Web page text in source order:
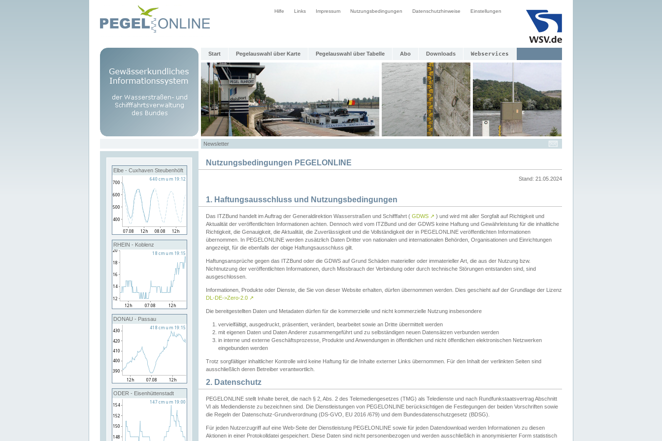
Hilfe Links Impressum Nutzungsbedingungen Datenschutzhinweise Einstellungen
Start Pegelauswahl über Karte Pegelauswahl über Tabelle Abo Downloads Webservices
Newsletter
Elbe - Cuxhaven Steubenhöft
RHEIN - Koblenz
DONAU - Passau
ODER - Eisenhüttenstadt
Nutzungsbedingungen PEGELONLINE
Stand: 21.05.2024
1. Haftungsausschluss und Nutzungsbedingungen
Das ITZBund handelt im Auftrag der Generaldirektion Wasserstraßen und Schifffahrt ( GDWS ↗ ) und wird mit aller Sorgfalt auf Richtigkeit und
Aktualität der veröffentlichten Informationen achten. Dennoch wird vom ITZBund und der GDWS keine Haftung und Gewährleistung für die inhaltliche
Richtigkeit, die Genauigkeit, die Aktualität, die Zuverlässigkeit und die Vollständigkeit der in PEGELONLINE veröffentlichten Informationen
übernommen. In PEGELONLINE werden zusätzlich Daten Dritter von nationalen und internationalen Behörden, Organisationen und Einrichtungen
angezeigt, für die ebenfalls der obige Haftungsausschluss gilt.
Haftungsansprüche gegen das ITZBund oder die GDWS auf Grund Schäden materieller oder immaterieller Art, die aus der Nutzung bzw.
Nichtnutzung der veröffentlichten Informationen, durch Missbrauch der Verbindung oder durch technische Störungen entstanden sind, sind
ausgeschlossen.
Informationen, Produkte oder Dienste, die Sie von dieser Website erhalten, dürfen übernommen werden. Dies geschieht auf der Grundlage der Lizenz
DL-DE->Zero-2.0 ↗
Die bereitgestellten Daten und Metadaten dürfen für die kommerzielle und nicht kommerzielle Nutzung insbesondere
vervielfältigt, ausgedruckt, präsentiert, verändert, bearbeitet sowie an Dritte übermittelt werden
mit eigenen Daten und Daten Anderer zusammengeführt und zu selbständigen neuen Datensätzen verbunden werden
in interne und externe Geschäftsprozesse, Produkte und Anwendungen in öffentlichen und nicht öffentlichen elektronischen Netzwerken
eingebunden werden
Trotz sorgfältiger inhaltlicher Kontrolle wird keine Haftung für die Inhalte externer Links übernommen. Für den Inhalt der verlinkten Seiten sind
ausschließlich deren Betreiber verantwortlich.
2. Datenschutz
PEGELONLINE stellt Inhalte bereit, die nach § 2, Abs. 2 des Telemediengesetzes (TMG) als Teledienste und nach Rundfunkstaatsvertrag Abschnitt
VI als Mediendienste zu bezeichnen sind. Die Dienstleistungen von PEGELONLINE berücksichtigen die Festlegungen der beiden Vorschriften sowie
die Regeln der Datenschutz-Grundverordnung (DS-GVO, EU 2016 /679) und dem Bundesdatenschutzgesetz (BDSG).
Für jeden Nutzerzugriff auf eine Web-Seite der Dienstleistung PEGELONLINE sowie für jeden Datendownload werden Informationen zu diesen
Aktionen in einer Protokolldatei gespeichert. Diese Daten sind nicht personenbezogen und werden ausschließlich in anonymisierter Form statistisch